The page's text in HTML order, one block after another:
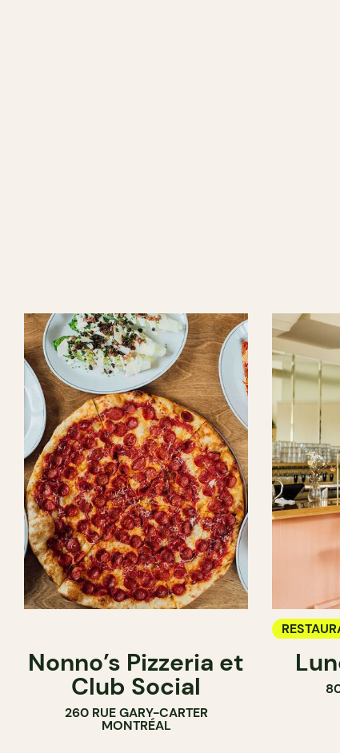
Nonno’s Pizzeria et
Club Social
260 RUE GARY-CARTER
MONTRÉAL
BAR À